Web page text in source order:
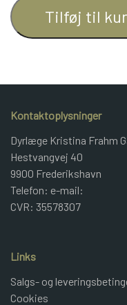
Tilføj til
Kontaktoplysninger
Dyrlæge Kristina Frahm
Hestvangvej 40
9900 Frederikshavn
Telefon: e-mail:
CVR: 35578307
Links
Salgs- og
Cookies